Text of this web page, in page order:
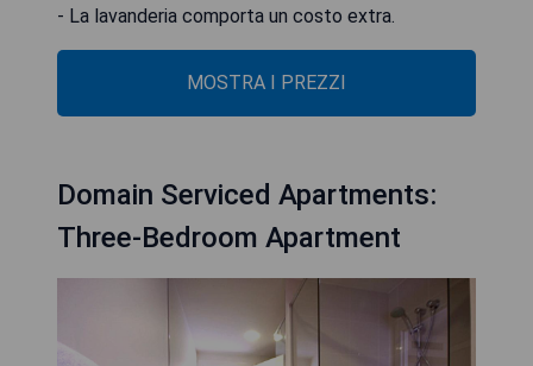
- La lavanderia comporta un costo extra.
MOSTRA I PREZZI
Domain Serviced Apartments:
Three-Bedroom Apartment